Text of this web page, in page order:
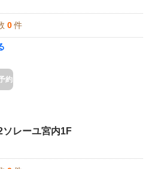
0 件
約
ソレーユ宮内1F